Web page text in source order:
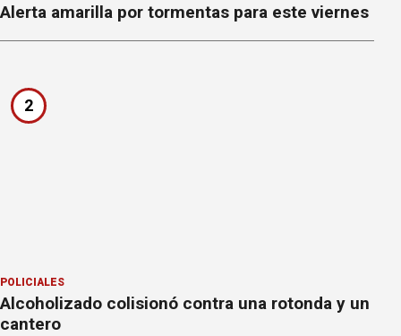
Alerta amarilla por tormentas para este viernes
2
POLICIALES
Alcoholizado colisionó contra una rotonda y un
cantero